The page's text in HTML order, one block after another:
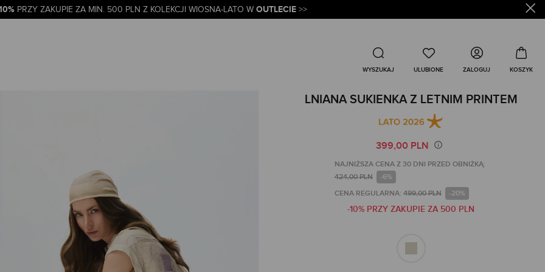
PRZY ZAKUPIE ZA MIN. 500 PLN Z KOLEKCJI WIOSNA-LATO W OUTLECIE >>
ZALOGUJ
LNIANA SUKIENKA Z LETNIM PRINTEM
399,00 PLN
NAJNIŻSZA CENA Z 30 DNI PRZED OBNIŻKĄ:
424,00 PLN
-6%
CENA REGULARNA: 499,00 PLN -20%
-10% PRZY ZAKUPIE ZA 500 PLN